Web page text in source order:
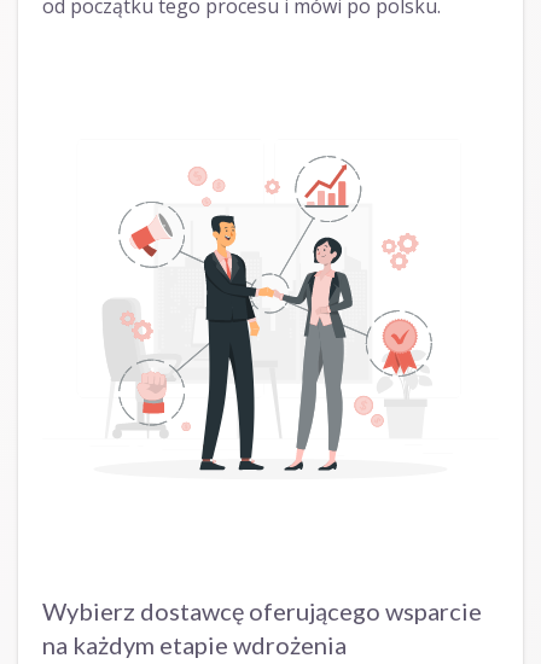
od początku tego procesu i mówi po polsku.
Wybierz dostawcę oferującego wsparcie
na każdym etapie wdrożenia